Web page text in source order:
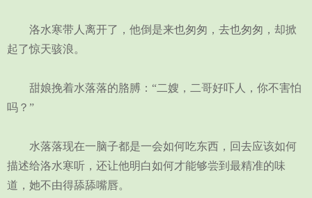
洛水寒带人离开了，他倒是来也匆匆，去也匆匆，却掀
起了惊天骇浪。
甜娘挽着水落落的胳膊：“二嫂，二哥好吓人，你不害怕
吗？”
水落落现在一脑子都是一会如何吃东西，回去应该如何
描述给洛水寒听，还让他明白如何才能够尝到最精准的味
道，她不由得舔舔嘴唇。